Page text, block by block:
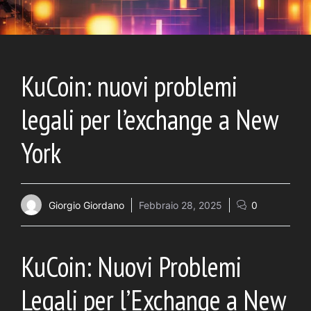
KuCoin: nuovi problemi
legali per l’exchange a New
York
Giorgio Giordano Febbraio 28, 2025 0
KuCoin: Nuovi Problemi
Legali per l’Exchange a New